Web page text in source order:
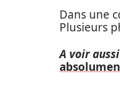
Dans une
Plusieurs
A voir